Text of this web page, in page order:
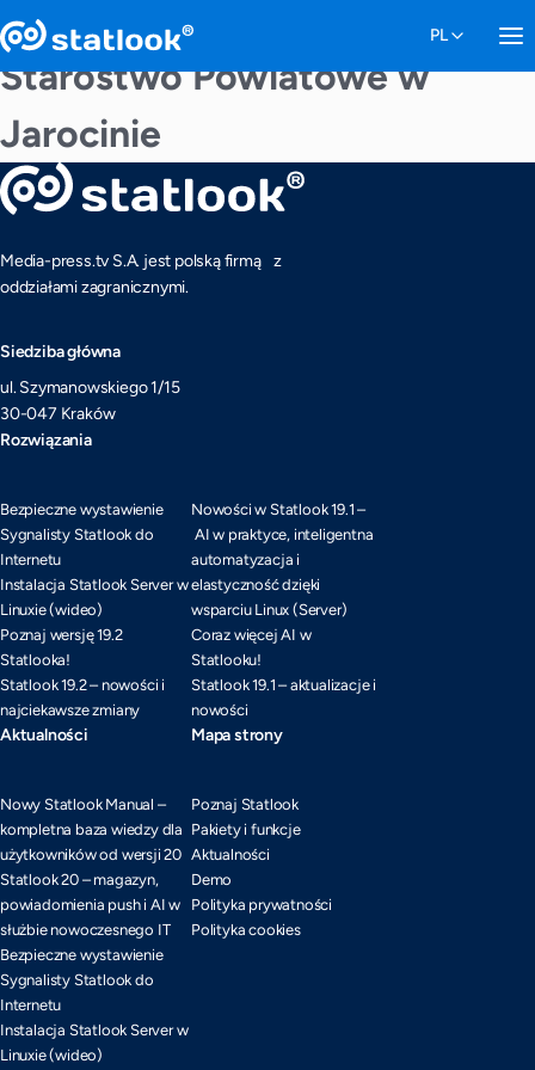
Starostwo Powiatowe w
Jarocinie
Media-press.tv S.A. jest polską firmą z
oddziałami zagranicznymi.
Siedziba główna
ul. Szymanowskiego 1/15
30-047 Kraków
Rozwiązania
Bezpieczne wystawienie
Sygnalisty Statlook do
Internetu
Instalacja Statlook Server w
Linuxie (wideo)
Poznaj wersję 19.2
Statlooka!
Statlook 19.2 – nowości i
najciekawsze zmiany
Nowości w Statlook 19.1 –
AI w praktyce, inteligentna
automatyzacja i
elastyczność dzięki
wsparciu Linux (Server)
Coraz więcej AI w
Statlooku!
Statlook 19.1 – aktualizacje i
nowości
Aktualności
Nowy Statlook Manual –
kompletna baza wiedzy dla
użytkowników od wersji 20
Statlook 20 – magazyn,
powiadomienia push i AI w
służbie nowoczesnego IT
Bezpieczne wystawienie
Sygnalisty Statlook do
Internetu
Instalacja Statlook Server w
Linuxie (wideo)
Mapa strony
Poznaj Statlook
Pakiety i funkcje
Aktualności
Demo
Polityka prywatności
Polityka cookies